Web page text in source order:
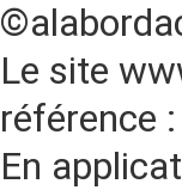
Le site
référence
En